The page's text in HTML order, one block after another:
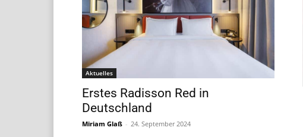
Aktuelles
Erstes Radisson Red in
Deutschland
Miriam Glaß - 24. September 2024